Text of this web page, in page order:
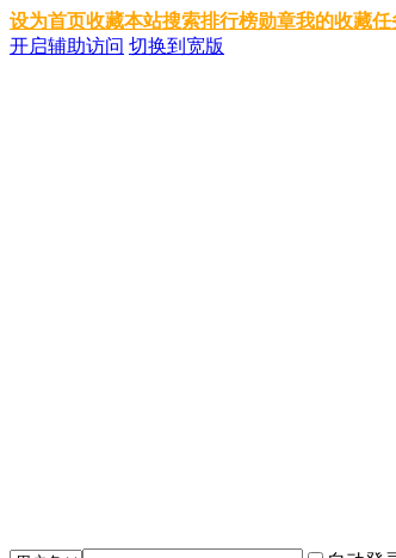
设为首页收藏本站搜索排行榜勋章我的收藏任
开启辅助访问 切换到宽版